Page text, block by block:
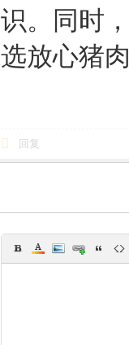
识。同时
选放心猪
回复